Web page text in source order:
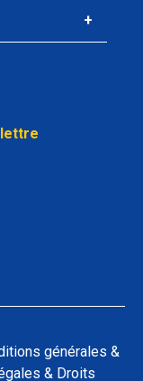
générales &
& Droits